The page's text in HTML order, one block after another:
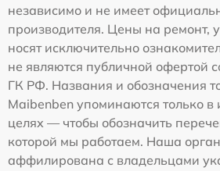
независимо и не имеет
производителя. Цены на ремонт,
носят исключительно
не являются публичной офертой
ГК РФ. Названия и обозначения
Maibenben упоминаются только
целях — чтобы обозначить
которой мы работаем. Наша
аффилирована с владельцами